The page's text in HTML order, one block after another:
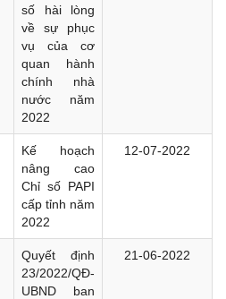
số hài lòng
về sự phục
vụ của cơ
quan hành
chính nhà
nước năm
2022
Kế hoạch
nâng cao
Chỉ số PAPI
cấp tỉnh năm
2022
12-07-2022
Quyết định
23/2022/QĐ-
UBND ban
21-06-2022